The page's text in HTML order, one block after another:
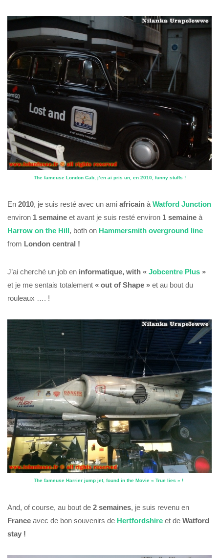
The fameuse London Cab, j’en ai pris un, en 2010, funny stuffs !
En 2010, je suis resté avec un ami africain à Watford Junction
environ 1 semaine et avant je suis resté environ 1 semaine à
Harrow on the Hill, both on Hammersmith overground line
from London central !
J’ai cherché un job en informatique, with « Jobcentre Plus »
et je me sentais totalement « out of Shape » et au bout du
rouleaux …. !
The fameuse Harrier jump jet, found in the Movie « True lies » !
And, of course, au bout de 2 semaines, je suis revenu en
France avec de bon souvenirs de Hertfordshire et de Watford
stay !